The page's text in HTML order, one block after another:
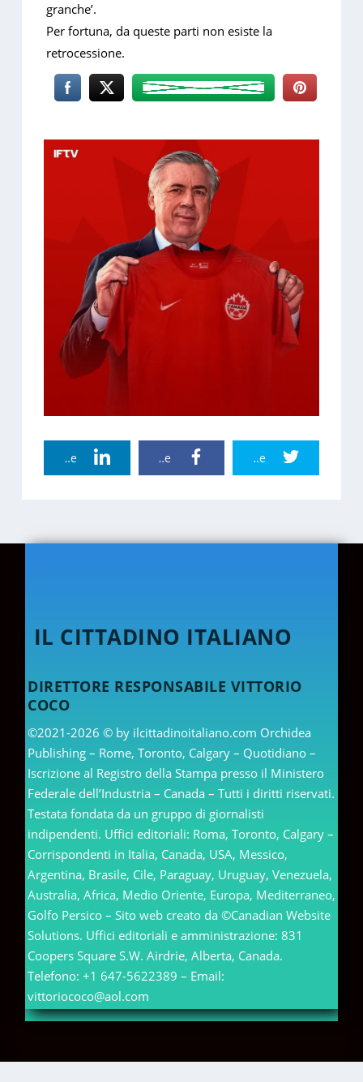
granche’.
Per fortuna, da queste parti non esiste la
retrocessione.
Twitter Share
Facebook Share
Linkedin Share
IL CITTADINO ITALIANO
DIRETTORE RESPONSABILE VITTORIO
COCO
©2021-2026 © by ilcittadinoitaliano.com Orchidea
Publishing – Rome, Toronto, Calgary – Quotidiano –
Iscrizione al Registro della Stampa presso il Ministero
Federale dell’Industria – Canada – Tutti i diritti riservati.
Testata fondata da un gruppo di giornalisti
indipendenti. Uffici editoriali: Roma, Toronto, Calgary –
Corrispondenti in Italia, Canada, USA, Messico,
Argentina, Brasile, Cile, Paraguay, Uruguay, Venezuela,
Australia, Africa, Medio Oriente, Europa, Mediterraneo,
Golfo Persico – Sito web creato da ©Canadian Website
Solutions. Uffici editoriali e amministrazione: 831
Coopers Square S.W. Airdrie, Alberta, Canada.
Telefono: +1 647-5622389 – Email:
vittoriococo@aol.com